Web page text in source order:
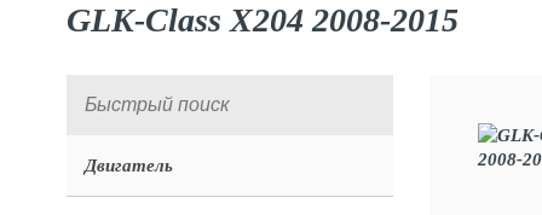
GLK-Class X204 2008-2015
Двигатель